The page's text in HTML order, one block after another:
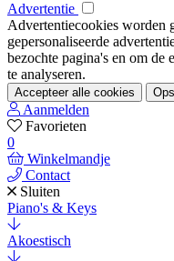
Advertentie
Advertentiecookies worden
gepersonaliseerde
bezochte pagina's en om de
te analyseren.
Accepteer alle cookies
Aanmelden
Favorieten
0
Winkelmandje
Contact
Sluiten
Piano's & Keys
Akoestisch